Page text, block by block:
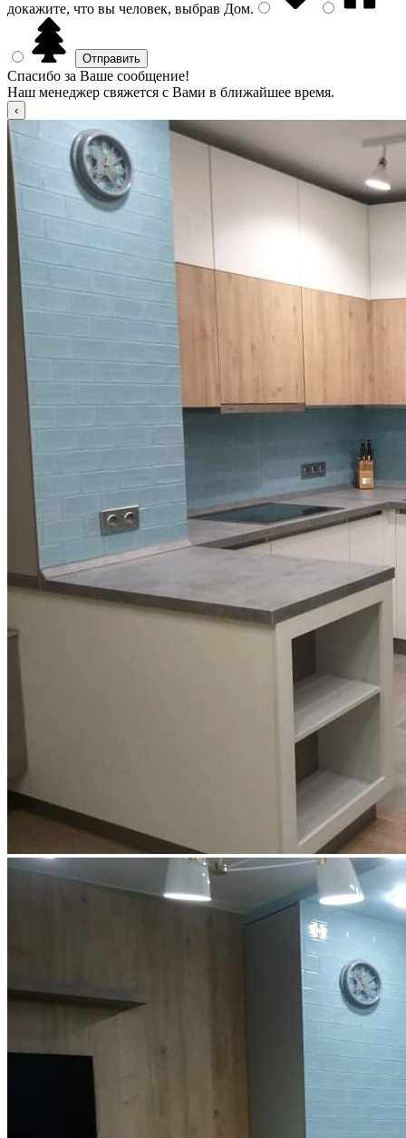
докажите, что вы человек, выбрав Дом.
Спасибо за Ваше сообщение!
Наш менеджер свяжется с Вами в ближайшее время.